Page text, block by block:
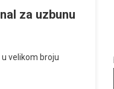
za uzbunu
velikom broju